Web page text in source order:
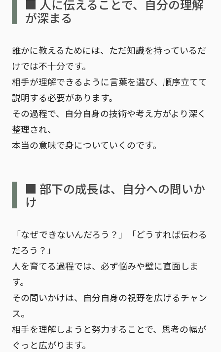
■ 人に伝えることで、自分の理解
が深まる
誰かに教えるためには、ただ知識を持っているだ
けでは不十分です。
相手が理解できるように言葉を選び、順序立てて
説明する必要があります。
その過程で、自分自身の技術や考え方がより深く
整理され、
本当の意味で身についていくのです。
■ 部下の成長は、自分への問いか
け
「なぜできないんだろう？」「どうすれば伝わる
だろう？」
人を育てる過程では、必ず悩みや壁に直面しま
す。
その問いかけは、自分自身の視野を広げるチャン
ス。
相手を理解しようと努力することで、思考の幅が
ぐっと広がります。